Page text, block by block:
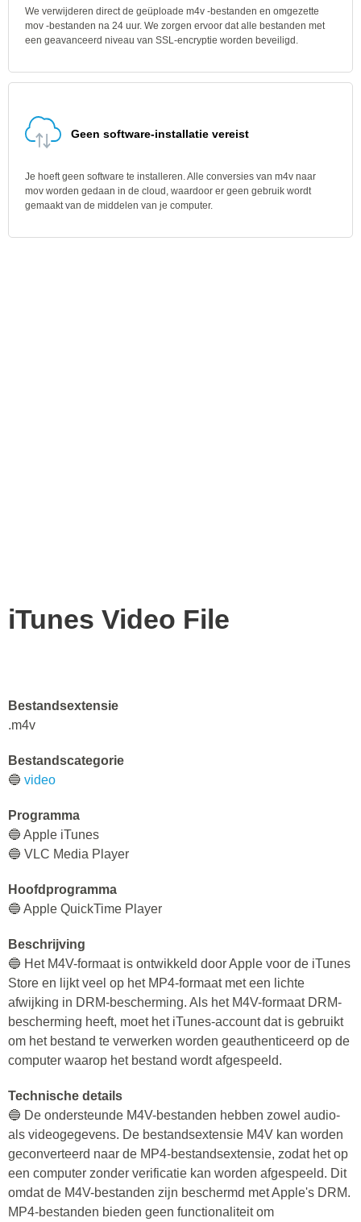
We verwijderen direct de geüploade m4v -bestanden en omgezette
mov -bestanden na 24 uur. We zorgen ervoor dat alle bestanden met
een geavanceerd niveau van SSL-encryptie worden beveiligd.
Geen software-installatie vereist
Je hoeft geen software te installeren. Alle conversies van m4v naar
mov worden gedaan in de cloud, waardoor er geen gebruik wordt
gemaakt van de middelen van je computer.
iTunes Video File
Bestandsextensie
.m4v
Bestandscategorie
🔵 video
Programma
🔵 Apple iTunes
🔵 VLC Media Player
Hoofdprogramma
🔵 Apple QuickTime Player
Beschrijving
🔵 Het M4V-formaat is ontwikkeld door Apple voor de iTunes
Store en lijkt veel op het MP4-formaat met een lichte
afwijking in DRM-bescherming. Als het M4V-formaat DRM-
bescherming heeft, moet het iTunes-account dat is gebruikt
om het bestand te verwerken worden geauthenticeerd op de
computer waarop het bestand wordt afgespeeld.
Technische details
🔵 De ondersteunde M4V-bestanden hebben zowel audio-
als videogegevens. De bestandsextensie M4V kan worden
geconverteerd naar de MP4-bestandsextensie, zodat het op
een computer zonder verificatie kan worden afgespeeld. Dit
omdat de M4V-bestanden zijn beschermd met Apple's DRM.
MP4-bestanden bieden geen functionaliteit om